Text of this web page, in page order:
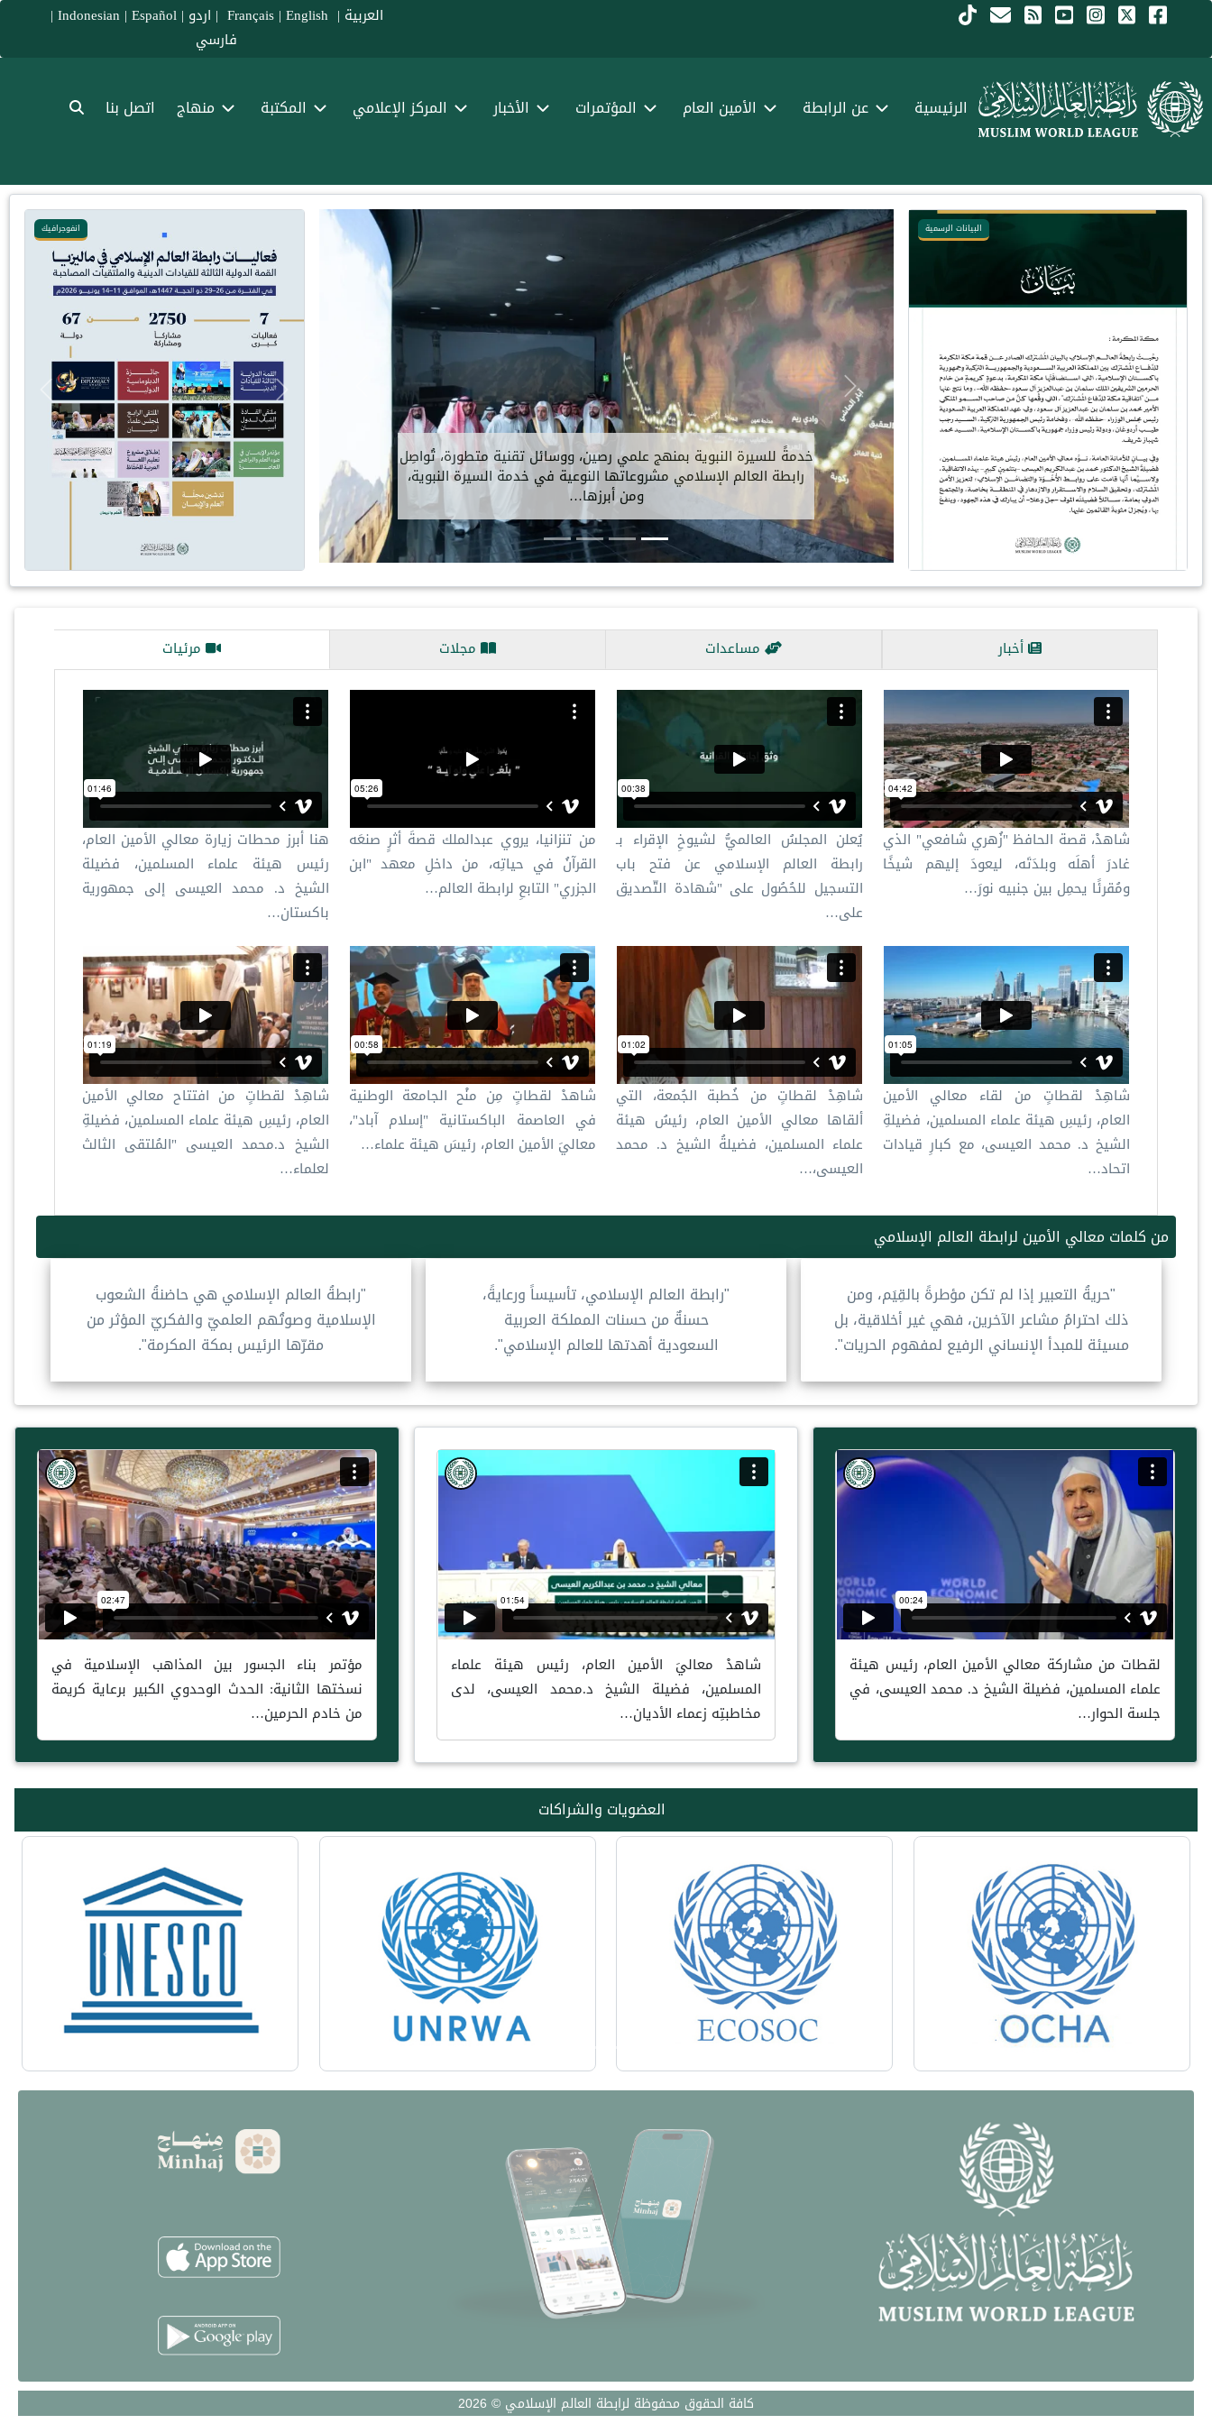
تجاوز إلى المحتوى الرئيسي العربية |
Français
| English
| اردو |
Indonesian | Español
|
فارسي
Menu Arabic الرئيسية عن الرابطة الأمين العام المؤتمرات الأخبار المركز الإعلامي المكتبة منهاج اتصل بنا
البيانات الرسمية
Previous Next
استقبلَ معالي الأمين العام، رئيسُ هيئة علماء المسلمين، فضيلةُ الشيخ
د.⁧‫محمد العيسى‬⁩ ‬⁩، في مكتبِه بالرياض، ظُهرَ اليوم، سعادةَ سفيرة…
Next
انفوجرافيك
Next
أخبار مساعدات مجلات مرئيات
شاهدْ، قصة الحافظ "زُهري شافعي" الذي
غادرَ أهلَه وبلدَتَه، ليعودَ إليهم شيخًا
ومُقرئًا يحمِل بين جنبيه نورَ…
يُعلن المجلسُ العالميُّ لشيوخِ الإقراء بـ
رابطة العالم الإسلامي عن فتح باب
التسجيل للحُصُول على "شهادة التّصديق
على…
من تنزانيا، يروي عبدالملك قصةَ أثرٍ صنعَه
القرآنُ في حياتِه، من داخلِ معهد "ابن
الجزري" التابعِ لرابطة العالم…
هنا أبرز محطات زيارة معالي الأمين العام،
رئيس هيئة علماء المسلمين، فضيلة
الشيخ د.⁧ محمد العيسى⁩ إلى جمهورية
باكستان…
شاهِدْ لقطاتٍ من لقاء معالي الأمين
العام، رئيسِ هيئة علماء المسلمين، فضيلةِ
الشيخ د. محمد العيسى، مع كبارِ قيادات
اتحاد…
شاهِدْ لقطاتٍ من خُطبة الجُمعة، التي
ألقاها معالي الأمين العام، رئيسُ هيئة
علماء المسلمين، فضيلةُ الشيخ د. محمد
العيسى،…
شاهدْ لقطاتٍ مِن منْح الجامعة الوطنية
في العاصمة الباكستانية "إسلام آباد"،
معاليَ الأمين العام، رئيسَ هيئة علماء…
شاهِدْ لقطاتٍ من افتتاح معالي الأمين
العام، رئيسِ هيئة علماء المسلمين، فضيلةِ
الشيخ د.محمد العيسى "المُلتقى الثالث
لعلماء…
من كلمات معالي الأمين لرابطة العالم الإسلامي
"حريةُ التعبير إذا لم تكن مؤطرةً بالقِيَم، ومن
ذلك احترامُ مشاعر الآخرين، فهي غير أخلاقية، بل
مسيئة للمبدأ الإنساني الرفيع لمفهوم الحريات".
"رابطة العالم الإسلامي، تأسيساً ورعايةً،
حسنةٌ من حسنات المملكة العربية
السعودية أهدتها للعالم الإسلامي".
"رابطةُ العالم الإسلامي هي حاضنةُ الشعوب
الإسلامية وصوتُهم العلميّ والفكريّ المؤثر من
مقرّها الرئيس بمكة المكرمة".
لقطات من مشاركة معالي الأمين العام، رئيس هيئة
علماء المسلمين، فضيلة الشيخ د. محمد العيسى، في
جلسة الحوار…
شاهدْ معاليَ الأمين العام، رئيس هيئة علماء
المسلمين، فضيلة الشيخ د.محمد العيسى، لدى
مخاطبتِه زعماء الأديان…
مؤتمر بناء الجسور بين المذاهب الإسلامية في
نسختها الثانية: الحدث الوحدوي الكبير برعاية كريمة
من خادم الحرمين…
العضويات والشراكات
Previous Next
كافة الحقوق محفوظة لرابطة العالم الإسلامي © 2026